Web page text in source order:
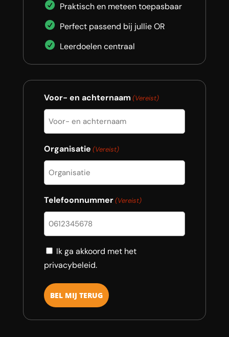
Praktisch en meteen toepasbaar
Perfect passend bij jullie OR
Leerdoelen centraal
Voor- en achternaam (Vereist)
Organisatie (Vereist)
Telefoonnummer(Vereist)
Consent
Ik ga akkoord met het
privacybeleid.